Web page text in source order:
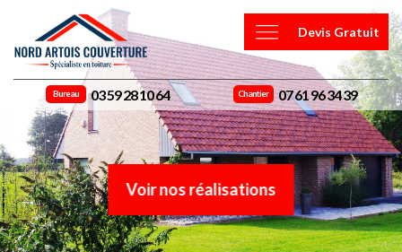
Devis Gratuit
Bureau 03 59 28 10 64 Chantier 07 61 96 34 39
Voir nos réalisations